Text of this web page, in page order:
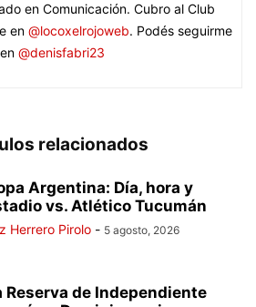
en Comunicación. Cubro al Club
en @locoxelrojoweb. Podés seguirme
en @denisfabri23
relacionados
Argentina: Día, hora y
vs. Atlético Tucumán
Herrero Pirolo - 5 agosto, 2026
Reserva de Independiente